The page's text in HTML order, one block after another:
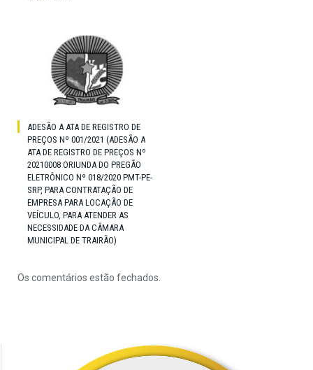
ADESÃO A ATA DE REGISTRO DE
PREÇOS Nº 001/2021 (ADESÃO A
ATA DE REGISTRO DE PREÇOS Nº
20210008 ORIUNDA DO PREGÃO
ELETRÔNICO Nº 018/2020 PMT-PE-
SRP, PARA CONTRATAÇÃO DE
EMPRESA PARA LOCAÇÃO DE
VEÍCULO, PARA ATENDER AS
NECESSIDADE DA CÂMARA
MUNICIPAL DE TRAIRÃO)
Os comentários estão fechados.